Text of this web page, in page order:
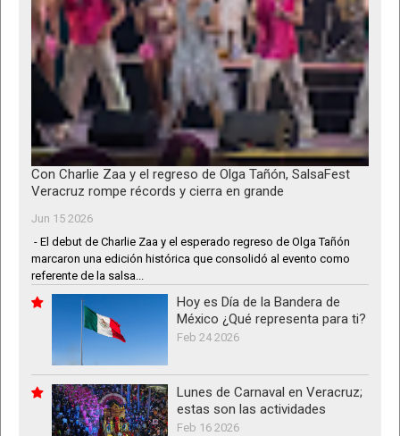
Con Charlie Zaa y el regreso de Olga Tañón, SalsaFest
Veracruz rompe récords y cierra en grande
Jun 15 2026
- El debut de Charlie Zaa y el esperado regreso de Olga Tañón
marcaron una edición histórica que consolidó al evento como
referente de la salsa...
Hoy es Día de la Bandera de
México ¿Qué representa para ti?
Feb 24 2026
Lunes de Carnaval en Veracruz;
estas son las actividades
Feb 16 2026